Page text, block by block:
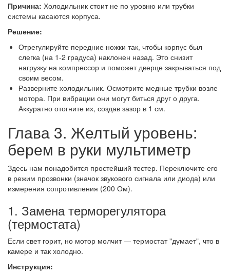
Причина: Холодильник стоит не по уровню или трубки
системы касаются корпуса.
Решение:
Отрегулируйте передние ножки так, чтобы корпус был
слегка (на 1-2 градуса) наклонен назад. Это снизит
нагрузку на компрессор и поможет дверце закрываться под
своим весом.
Разверните холодильник. Осмотрите медные трубки возле
мотора. При вибрации они могут биться друг о друга.
Аккуратно отогните их, создав зазор в 1 см.
Глава 3. Желтый уровень:
берем в руки мультиметр
Здесь нам понадобится простейший тестер. Переключите его
в режим прозвонки (значок звукового сигнала или диода) или
измерения сопротивления (200 Ом).
1. Замена терморегулятора
(термостата)
Если свет горит, но мотор молчит — термостат "думает", что в
камере и так холодно.
Инструкция: